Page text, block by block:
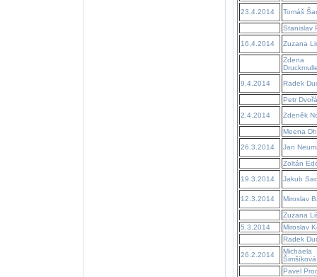
23.4.2014 Tomáš
Stanislav
16.4.2014
Zuzana
Zdena
9.4.2014
Radek
Petr
2.4.2014
Zdeněk
Meena
26.3.2014
Jan
Zoltán
19.3.2014
Jakub
12.3.2014 Miroslav
Zuzana
5.3.2014
Miroslav
Radek
26.2.2014
Michaela
Šimšíková
Pavel